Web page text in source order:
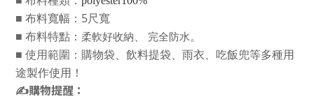
■ 布料寬幅： 5尺寬
■ 布料特點： 柔軟好收納、 完全防水。
■ 使用範圍： 購物袋、飲料提袋、雨衣、吃飯兜等多種用
途製作使用！
✍️購物提醒：